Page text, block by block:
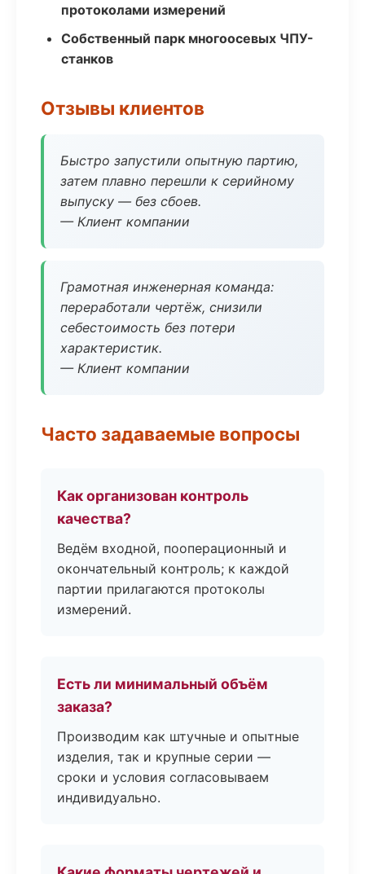
протоколами измерений
Собственный парк многоосевых ЧПУ-
станков
Отзывы клиентов
Быстро запустили опытную партию,
затем плавно перешли к серийному
выпуску — без сбоев.
— Клиент компании
Грамотная инженерная команда:
переработали чертёж, снизили
себестоимость без потери
характеристик.
— Клиент компании
Часто задаваемые вопросы
Как организован контроль
качества?
Ведём входной, пооперационный и
окончательный контроль; к каждой
партии прилагаются протоколы
измерений.
Есть ли минимальный объём
заказа?
Производим как штучные и опытные
изделия, так и крупные серии —
сроки и условия согласовываем
индивидуально.